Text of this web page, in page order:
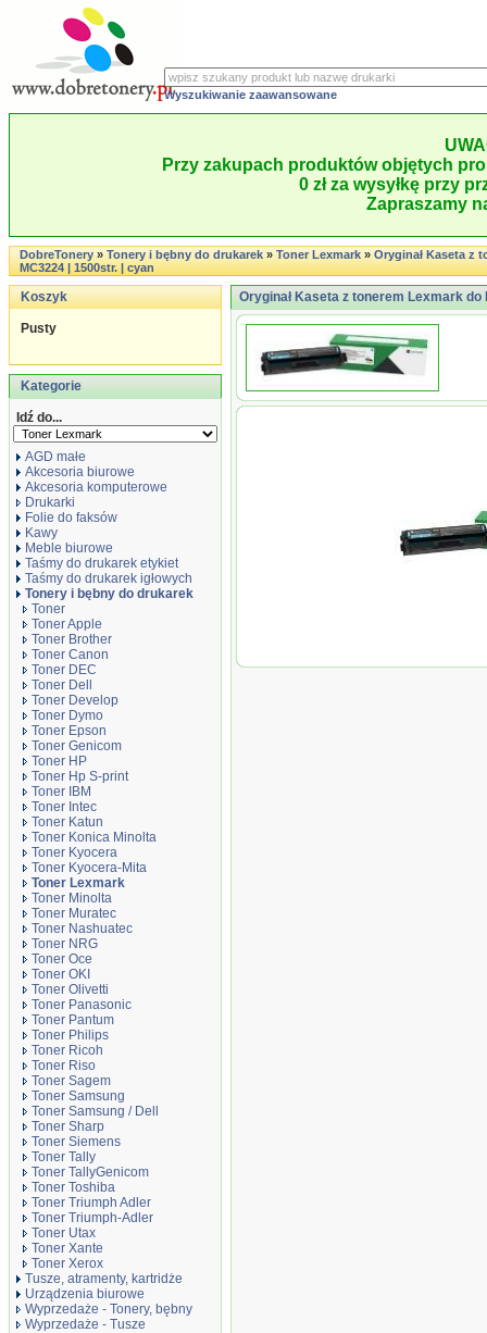
Wyszukiwanie zaawansowane
Przy zakupach produktów objętych
0 zł za wysyłkę przy
Zapraszamy
DobreTonery»Tonery i bębny do drukarek»Toner Lexmark»Oryginał Kaseta z
MC3224 | 1500str. | cyan
Koszyk
Pusty
Kategorie
Idź do...
AGD małe
Akcesoria biurowe
Akcesoria komputerowe
Drukarki
Folie do faksów
Kawy
Meble biurowe
Taśmy do drukarek etykiet
Taśmy do drukarek igłowych
Tonery i bębny do drukarek
Toner
Toner Apple
Toner Brother
Toner Canon
Toner DEC
Toner Dell
Toner Develop
Toner Dymo
Toner Epson
Toner Genicom
Toner HP
Toner Hp S-print
Toner IBM
Toner Intec
Toner Katun
Toner Konica Minolta
Toner Kyocera
Toner Kyocera-Mita
Toner Lexmark
Toner Minolta
Toner Muratec
Toner Nashuatec
Toner NRG
Toner Oce
Toner OKI
Toner Olivetti
Toner Panasonic
Toner Pantum
Toner Philips
Toner Ricoh
Toner Riso
Toner Sagem
Toner Samsung
Toner Samsung / Dell
Toner Sharp
Toner Siemens
Toner Tally
Toner TallyGenicom
Toner Toshiba
Toner Triumph Adler
Toner Triumph-Adler
Toner Utax
Toner Xante
Toner Xerox
Tusze, atramenty, kartridże
Urządzenia biurowe
Wyprzedaże - Tonery, bębny
Wyprzedaże - Tusze
Oryginał Kaseta z tonerem Lexmark do